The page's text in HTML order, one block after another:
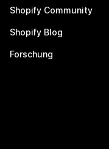
Shopify Community
Shopify Blog
Forschung